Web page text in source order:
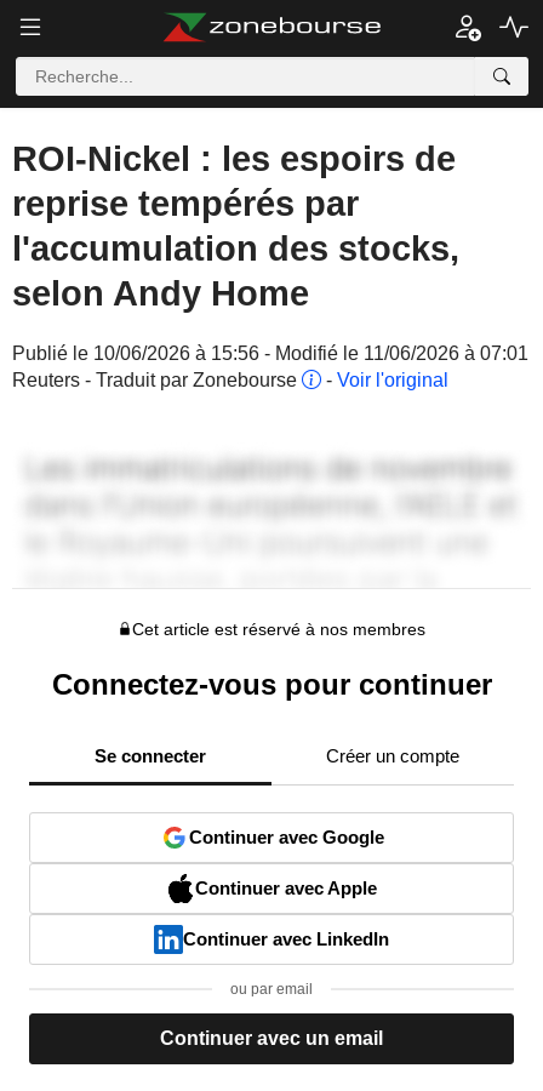
ROI-Nickel : les espoirs de
reprise tempérés par
l'accumulation des stocks,
selon Andy Home
Publié le 10/06/2026 à 15:56 - Modifié le 11/06/2026 à 07:01
Reuters - Traduit par Zonebourse
- Voir l'original
Cet article est réservé à nos membres
Connectez-vous pour continuer
Se connecter Créer un compte
Continuer avec Google
Continuer avec Apple
Continuer avec LinkedIn
ou par email
Continuer avec un email